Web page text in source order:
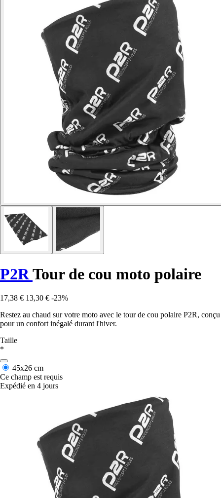
P2RTour de cou moto polaire
17,38 € 13,30 € -23%
Restez au chaud sur votre moto avec le tour de cou polaire P2R, conçu
pour un confort inégalé durant l'hiver.
Taille
*
45x26 cm
Ce champ est requis
Expédié en 4 jours